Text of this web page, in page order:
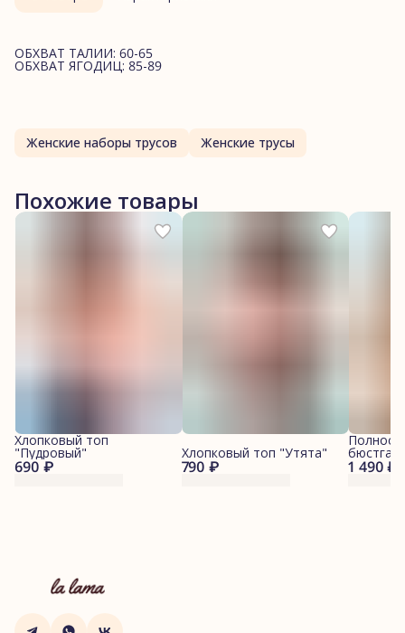
ОБХВАТ ТАЛИИ: 60-65
ОБХВАТ ЯГОДИЦ: 85-89
Женские наборы трусов Женские трусы
Похожие товары
690 ₽
Хлопковый топ
"Пудровый"
790 ₽
Хлопковый топ "Утята"
1 490 ₽